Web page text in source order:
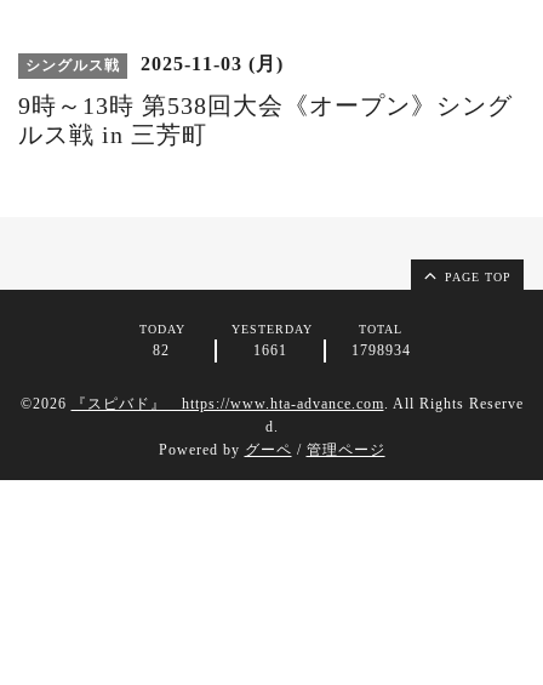
シングルス戦 2025-11-03 (月)
9時～13時 第538回大会《オープン》シング
ルス戦 in 三芳町
PAGE TOP
TODAY
82
YESTERDAY
1661
TOTAL
1798934
©2026 『スピバド』 https://www.hta-advance.com. All Rights Reserve
d.
Powered by グーペ / 管理ページ